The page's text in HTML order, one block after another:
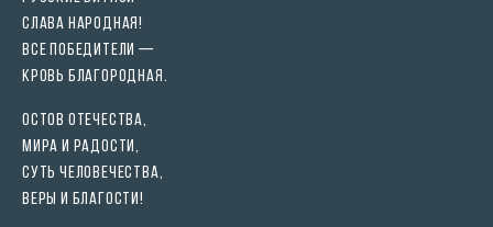
Слава народная!
Все Победители —
Кровь благородная.
Остов Отечества,
Мира и радости,
Суть человечества,
Веры и благости!